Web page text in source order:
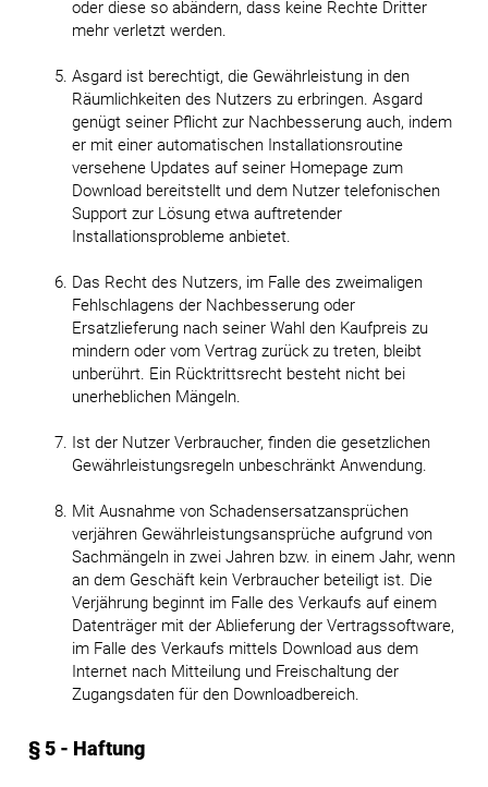
oder diese so abändern, dass keine Rechte Dritter
mehr verletzt werden.
Asgard ist berechtigt, die Gewährleistung in den
Räumlichkeiten des Nutzers zu erbringen. Asgard
genügt seiner Pflicht zur Nachbesserung auch, indem
er mit einer automatischen Installationsroutine
versehene Updates auf seiner Homepage zum
Download bereitstellt und dem Nutzer telefonischen
Support zur Lösung etwa auftretender
Installationsprobleme anbietet.
Das Recht des Nutzers, im Falle des zweimaligen
Fehlschlagens der Nachbesserung oder
Ersatzlieferung nach seiner Wahl den Kaufpreis zu
mindern oder vom Vertrag zurück zu treten, bleibt
unberührt. Ein Rücktrittsrecht besteht nicht bei
unerheblichen Mängeln.
Ist der Nutzer Verbraucher, finden die gesetzlichen
Gewährleistungsregeln unbeschränkt Anwendung.
Mit Ausnahme von Schadensersatzansprüchen
verjähren Gewährleistungsansprüche aufgrund von
Sachmängeln in zwei Jahren bzw. in einem Jahr, wenn
an dem Geschäft kein Verbraucher beteiligt ist. Die
Verjährung beginnt im Falle des Verkaufs auf einem
Datenträger mit der Ablieferung der Vertragssoftware,
im Falle des Verkaufs mittels Download aus dem
Internet nach Mitteilung und Freischaltung der
Zugangsdaten für den Downloadbereich.
§ 5 - Haftung